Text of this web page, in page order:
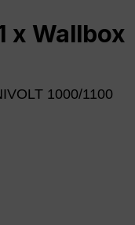
x Wallbox
1000/1100